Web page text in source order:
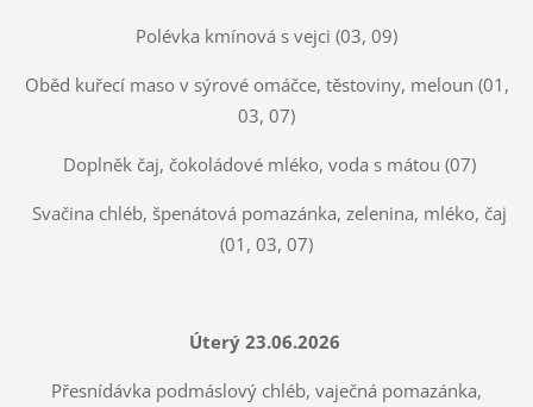
Polévka kmínová s vejci (03, 09)
Oběd kuřecí maso v sýrové omáčce, těstoviny, meloun (01,
03, 07)
Doplněk čaj, čokoládové mléko, voda s mátou (07)
Svačina chléb, špenátová pomazánka, zelenina, mléko, čaj
(01, 03, 07)
Úterý 23.06.2026
Přesnídávka podmáslový chléb, vaječná pomazánka,